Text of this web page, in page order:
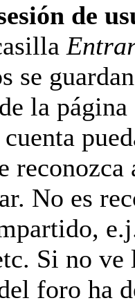
de
se
la
No es
Si no
foro ha